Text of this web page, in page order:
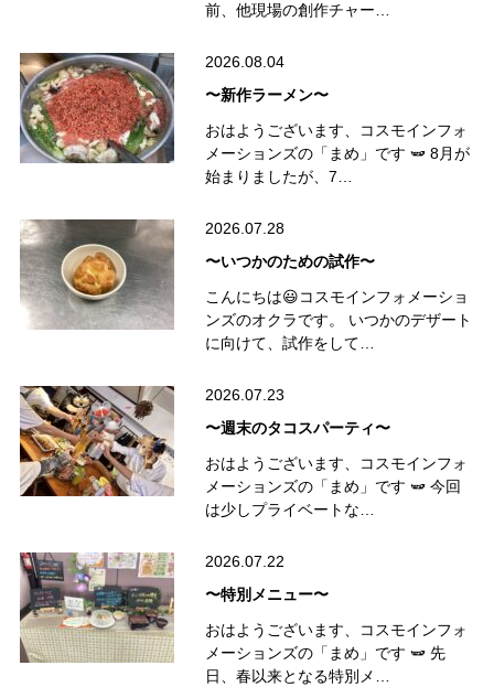
前、他現場の創作チャー…
2026.08.04
〜新作ラーメン〜
おはようございます、コスモインフォ
メーションズの「まめ」です 🫛 8月が
始まりましたが、7…
2026.07.28
〜いつかのための試作〜
こんにちは😃コスモインフォメーショ
ンズのオクラです。 いつかのデザート
に向けて、試作をして…
2026.07.23
〜週末のタコスパーティ〜
おはようございます、コスモインフォ
メーションズの「まめ」です 🫛 今回
は少しプライベートな…
2026.07.22
〜特別メニュー〜
おはようございます、コスモインフォ
メーションズの「まめ」です 🫛 先
日、春以来となる特別メ…